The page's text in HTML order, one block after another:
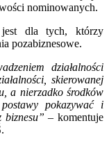
nominowanych.
jest dla tych, którzy
pozabiznesowe.
działalności
skierowanej
a nierzadko środków
pokazywać i
biznesu” – komentuje